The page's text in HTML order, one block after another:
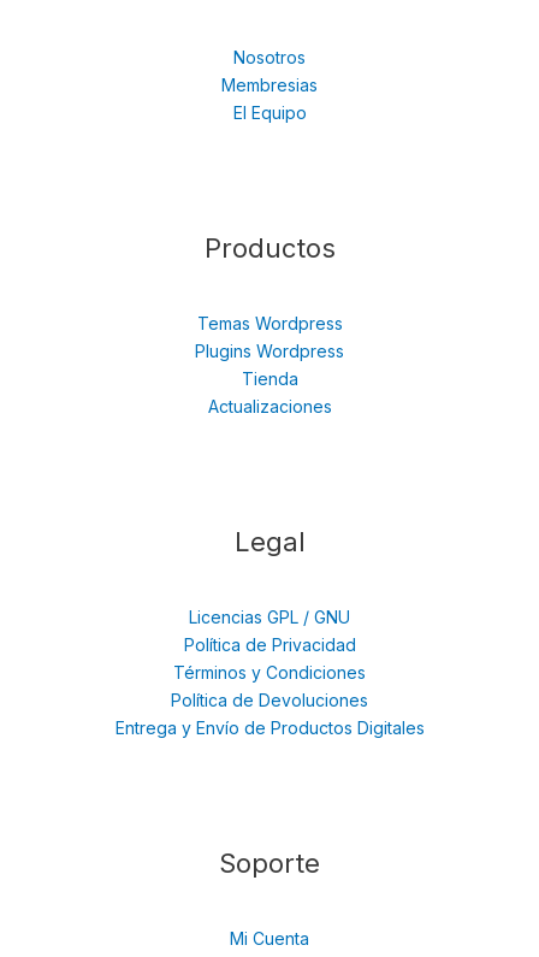
Nosotros
Membresias
El Equipo
Productos
Temas Wordpress
Plugins Wordpress
Tienda
Actualizaciones
Legal
Licencias GPL / GNU
Política de Privacidad
Términos y Condiciones
Política de Devoluciones
Entrega y Envío de Productos Digitales
Soporte
Mi Cuenta